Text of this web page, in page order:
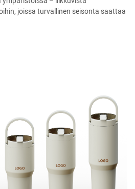
joissa turvallinen seisonta saattaa